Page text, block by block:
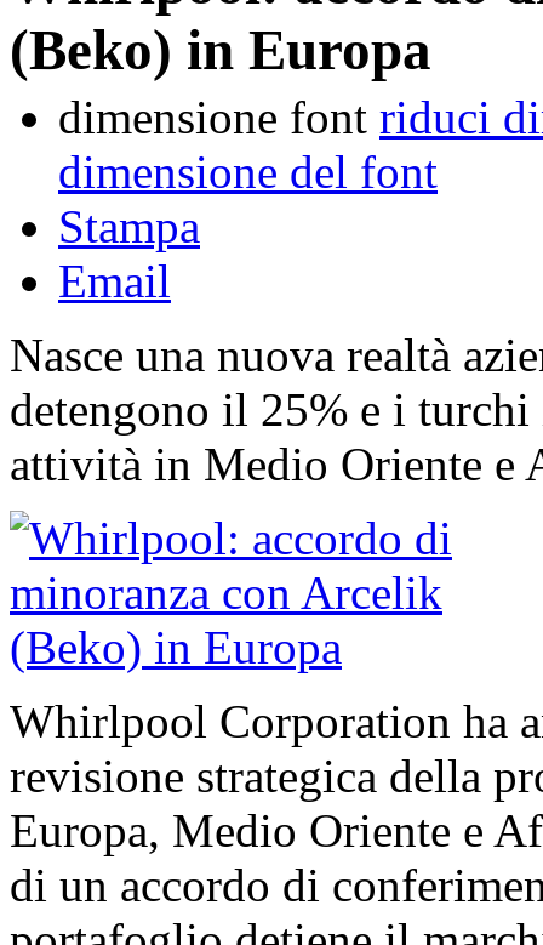
(Beko) in Europa
dimensione font riduci
dimensione del font
Stampa
Email
Nasce una nuova realtà
detengono il 25% e i
attività in Medio Oriente e
Whirlpool Corporation ha
revisione strategica della
Europa, Medio Oriente e
di un accordo di